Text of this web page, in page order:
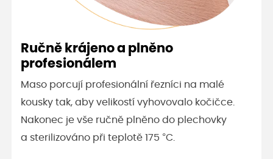
Ručně krájeno a plněno
profesionálem
Maso porcují profesionální řezníci na malé
kousky tak, aby velikostí vyhovovalo kočičce.
Nakonec je vše ručně plněno do plechovky
a sterilizováno při teplotě 175 °C.